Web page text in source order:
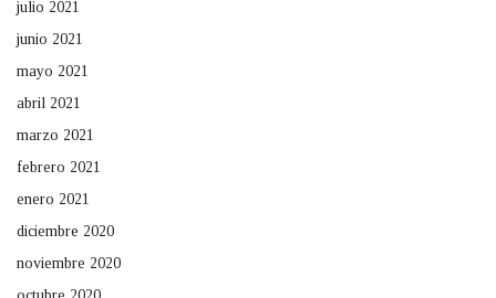
julio 2021
junio 2021
mayo 2021
abril 2021
marzo 2021
febrero 2021
enero 2021
diciembre 2020
noviembre 2020